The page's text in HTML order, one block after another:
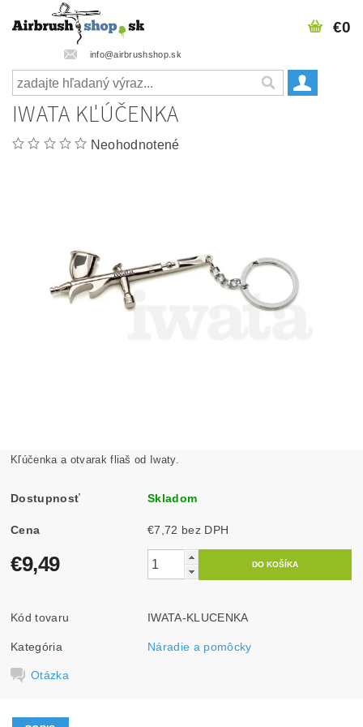
info@airbrushshop.sk
€0
IWATA KĽÚČENKA
Neohodnotené
Kľúčenka a otvarak fliaš od Iwaty.
Dostupnosť Skladom
Cena €7,72 bez DPH
€9,49
Kód tovaru IWATA-KLUCENKA
Kategória Náradie a pomôcky
Otázka